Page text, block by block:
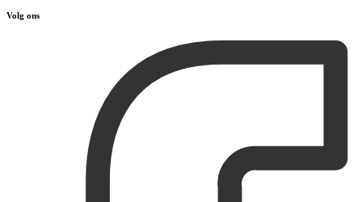
Volg ons